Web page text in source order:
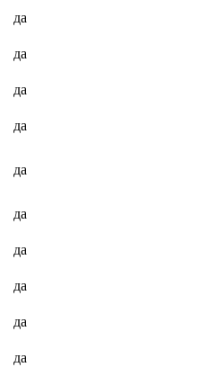
да
да
да
да
да
да
да
да
да
да